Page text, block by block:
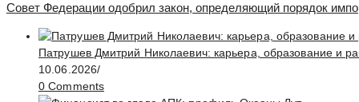
Совет Федерации одобрил закон, определяющий порядок
Патрушев Дмитрий Николаевич: карьера, образование и
10.06.2026/
0 Comments